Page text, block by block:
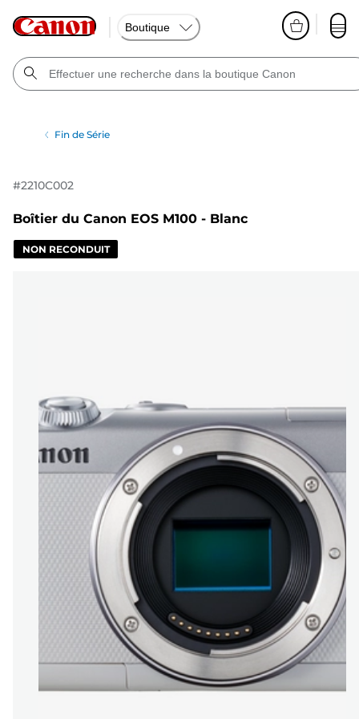
Boutique
Fin de Série
#2210C002
Boîtier du Canon EOS M100 - Blanc
NON RECONDUIT